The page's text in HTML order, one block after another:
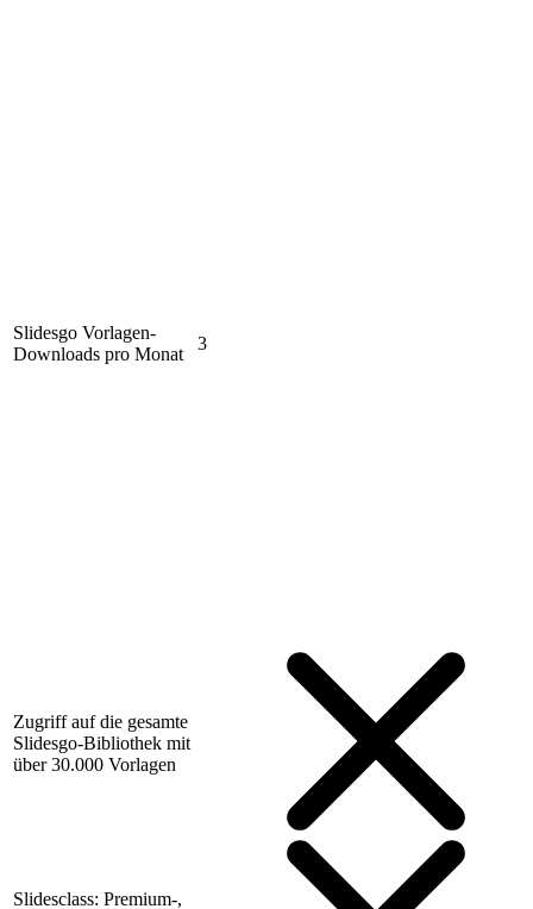
Slidesgo Vorlagen-
Downloads pro Monat
3
Zugriff auf die gesamte
Slidesgo-Bibliothek mit
über 30.000 Vorlagen
Slidesclass: Premium-,